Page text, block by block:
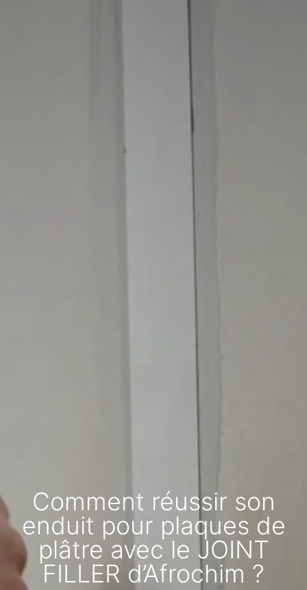
Comment réussir son
enduit pour plaques de
plâtre avec le JOINT
FILLER d’Afrochim ?